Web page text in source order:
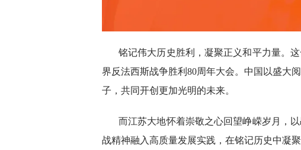
铭记伟大历史胜利，凝聚正义和平力量。
界反法西斯战争胜利80周年大会。中国以盛大
子，共同开创更加光明的未来。
而江苏大地怀着崇敬之心回望峥嵘岁月，
战精神融入高质量发展实践，在铭记历史中凝